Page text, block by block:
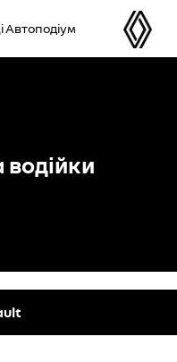
Автоподіум
водійки